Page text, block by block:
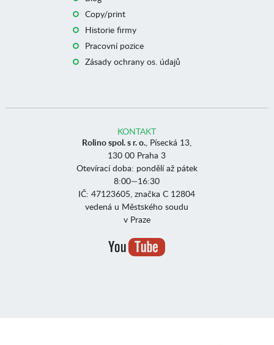
Copy/print
Historie firmy
Pracovní pozice
Zásady ochrany os. údajů
KONTAKT
Rolino spol. s r. o., Písecká 13,
130 00 Praha 3
Otevírací doba: pondělí až pátek
8:00—16:30
IČ: 47123605, značka C 12804
vedená u Městského soudu
v Praze